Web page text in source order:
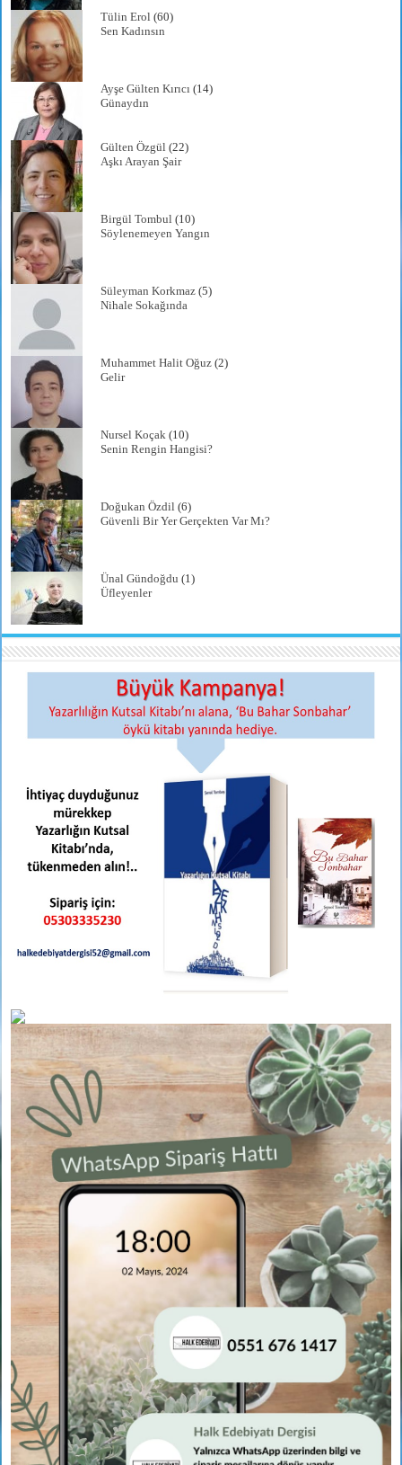
Tülin Erol (60)
Sen Kadınsın
Ayşe Gülten Kırıcı (14)
Günaydın
Gülten Özgül (22)
Aşkı Arayan Şair
Birgül Tombul (10)
Söylenemeyen Yangın
Süleyman Korkmaz (5)
Nihale Sokağında
Muhammet Halit Oğuz (2)
Gelir
Nursel Koçak (10)
Senin Rengin Hangisi?
Doğukan Özdil (6)
Güvenli Bir Yer Gerçekten Var Mı?
Ünal Gündoğdu (1)
Üfleyenler